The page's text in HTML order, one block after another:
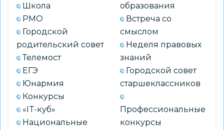
Школа
РМО
Городской
родительский совет
Телемост
ЕГЭ
Юнармия
Конкурсы
«IT-куб»
Национальные
образования
Встреча со
смыслом
Неделя правовых
знаний
Городской совет
старшеклассников
Профессиональные
конкурсы